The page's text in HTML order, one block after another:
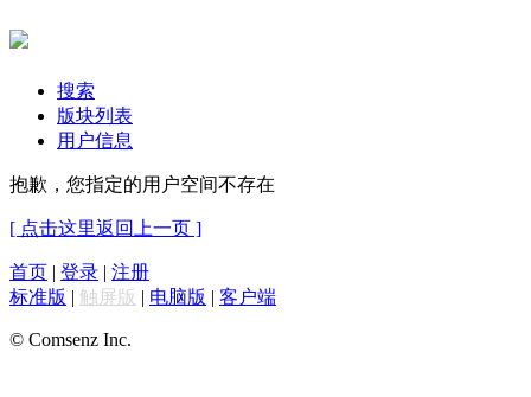
搜索
版块列表
用户信息
抱歉，您指定的用户空间不存在
[ 点击这里返回上一页 ]
首页 | 登录 | 注册
标准版 | 触屏版 | 电脑版 | 客户端
© Comsenz Inc.